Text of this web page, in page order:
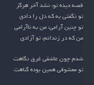
قصه دیده تو، نشد آخر هرگز
تو نگفتی به که دل را دادی
تو چنین آرامی، من به ناآرامی
من که در زندانم، تو آزادی
شدم چون عاشقی غرق نگاهت
تو معشوقی همین بوده گناهت